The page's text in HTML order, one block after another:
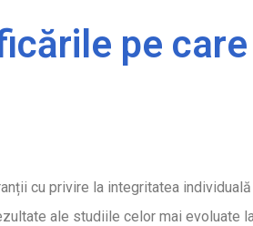
pe
cu privire la integritatea
ale studiile celor mai evoluate